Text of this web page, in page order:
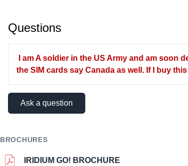
Questions
I am A soldier in the US Army and am soon
the SIM cards say Canada as well. If I buy
Ask a question
BROCHURES
IRIDIUM GO! BROCHURE